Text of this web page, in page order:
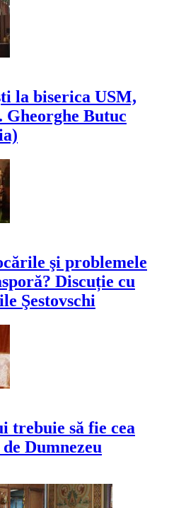
la biserica USM,
Butuc
şi problemele
Discuție cu
Şestovschi
trebuie să fie cea
Dumnezeu